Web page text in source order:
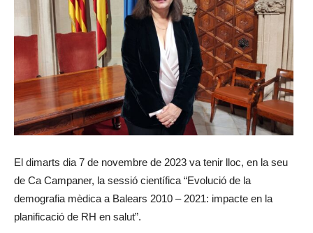
El dimarts dia 7 de novembre de 2023 va tenir lloc, en la seu
de Ca Campaner, la sessió científica “Evolució de la
demografia mèdica a Balears 2010 – 2021: impacte en la
planificació de RH en salut”.